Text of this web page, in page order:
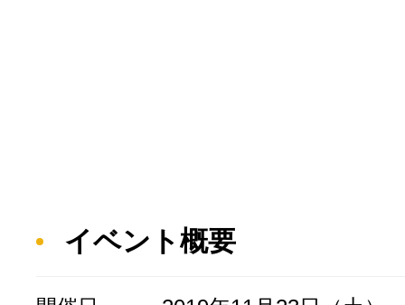
イベント概要